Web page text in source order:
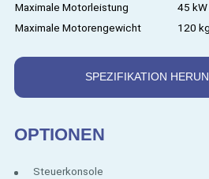
Maximale Motorleistung
45
Maximale Motorengewicht
120
SPEZIFIKATION
OPTIONEN
Steuerkonsole